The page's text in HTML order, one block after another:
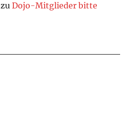
zuDojo-Mitglieder bitte